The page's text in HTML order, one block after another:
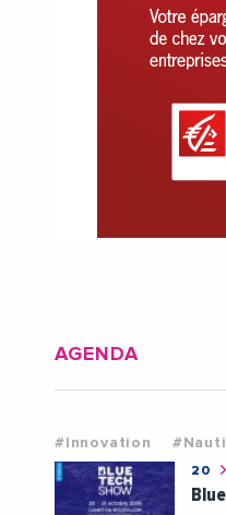
AGENDA
#Innovation
20